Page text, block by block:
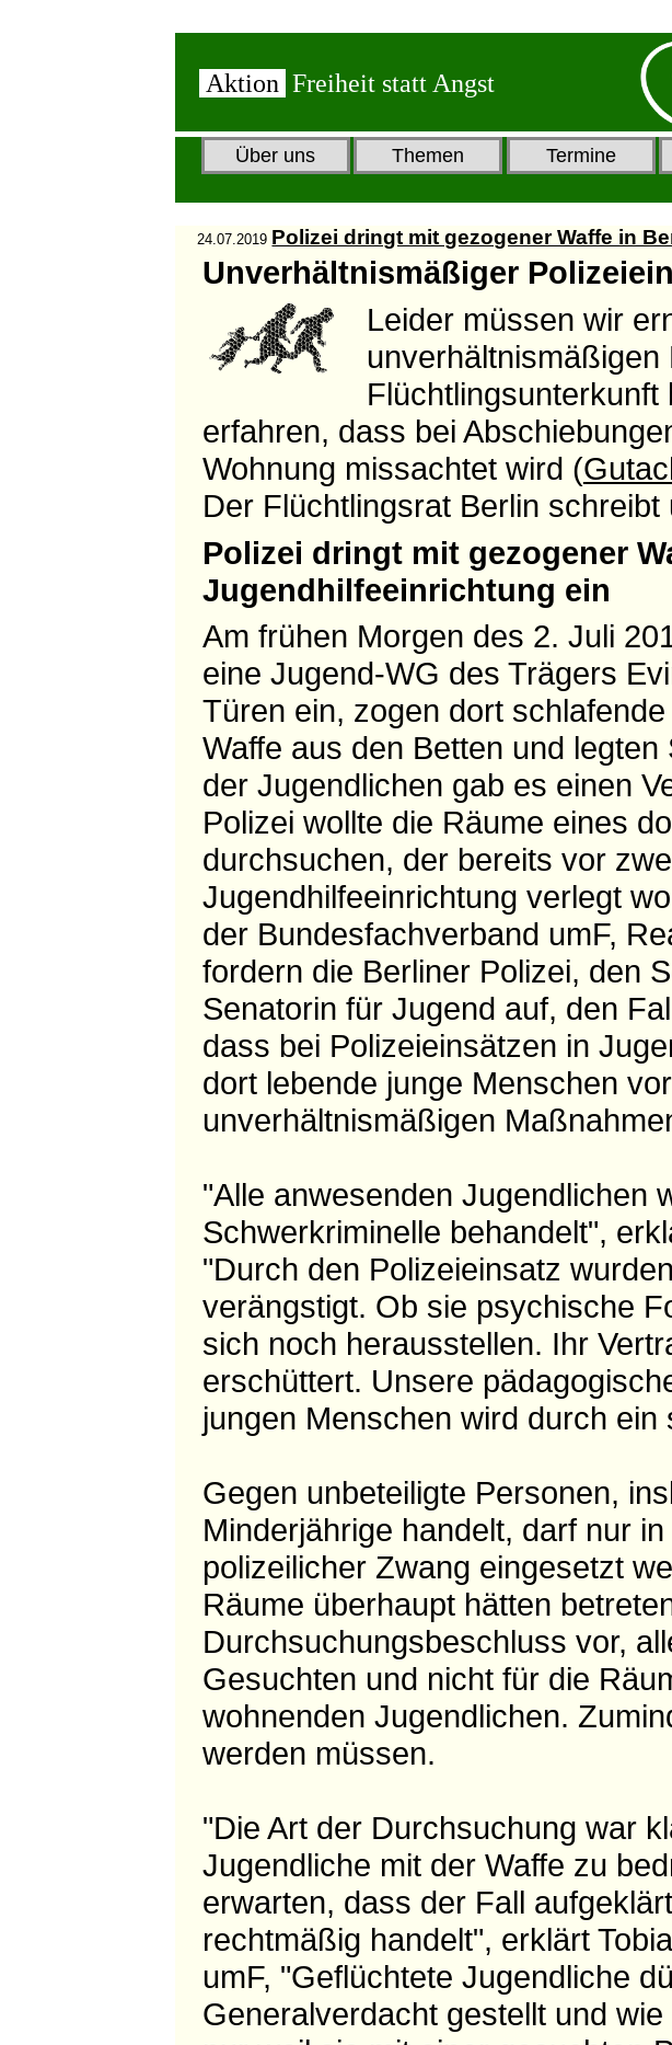
Aktion Freiheit statt Angst
Über uns Themen Termine
24.07.2019 Polizei dringt mit gezogener Waffe in
Unverhältnismäßiger
Leider müssen wir
erfahren, dass bei
Wohnung missachtet wird (
Der Flüchtlingsrat Berlin schreibt
Polizei dringt mit gezogener
Jugendhilfeeinrichtung ein
Am frühen Morgen des 2. Juli
eine Jugend-WG des Trägers
Türen ein, zogen dort
Waffe aus den Betten und
der Jugendlichen gab es einen
Polizei wollte die Räume eines
durchsuchen, der bereits vor
Jugendhilfeeinrichtung verlegt
der Bundesfachverband umF,
fordern die Berliner Polizei, den
Senatorin für Jugend auf, den
dass bei Polizeieinsätzen in
dort lebende junge Menschen
unverhältnismäßigen
"Alle anwesenden Jugendlichen
Schwerkriminelle behandelt",
"Durch den Polizeieinsatz
verängstigt. Ob sie psychische
sich noch herausstellen. Ihr
erschüttert. Unsere
jungen Menschen wird durch
Gegen unbeteiligte Personen,
Minderjährige handelt, darf nur
polizeilicher Zwang eingesetzt
Räume überhaupt hätten
Durchsuchungsbeschluss vor,
Gesuchten und nicht für die
wohnenden Jugendlichen.
werden müssen.
"Die Art der Durchsuchung war
Jugendliche mit der Waffe zu
erwarten, dass der Fall
rechtmäßig handelt", erklärt
umF, "Geflüchtete Jugendliche
Generalverdacht gestellt und